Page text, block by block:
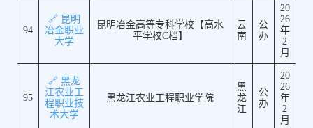
94
🔗 昆明
冶金职业
大学
昆明冶金高等专科学校【高水
平学校C档】
云
南
公
办
20
26
年
2
月
95
🔗 黑龙
江农业工
程职业技
术大学
黑龙江农业工程职业学院
黑
龙
江
公
办
20
26
年
2
月